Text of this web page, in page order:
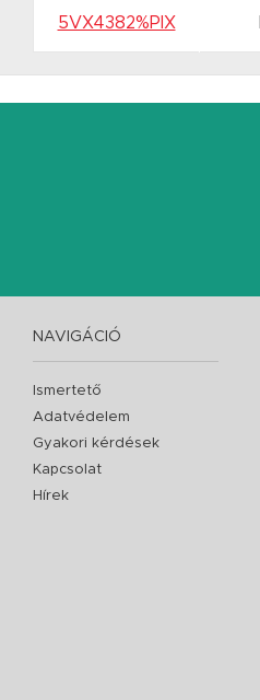
5VX4382%PIX
NAVIGÁCIÓ
Ismertető
Adatvédelem
Gyakori kérdések
Kapcsolat
Hírek